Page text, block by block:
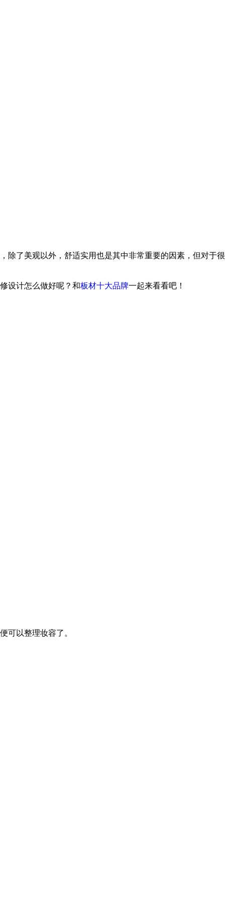
除了美观以外，舒适实用也是其中非常重要的因素，但对于很
设计怎么做好呢？和板材十大品牌一起来看看吧！
可以整理妆容了。